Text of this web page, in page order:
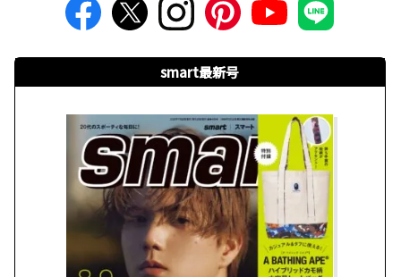
smart最新号